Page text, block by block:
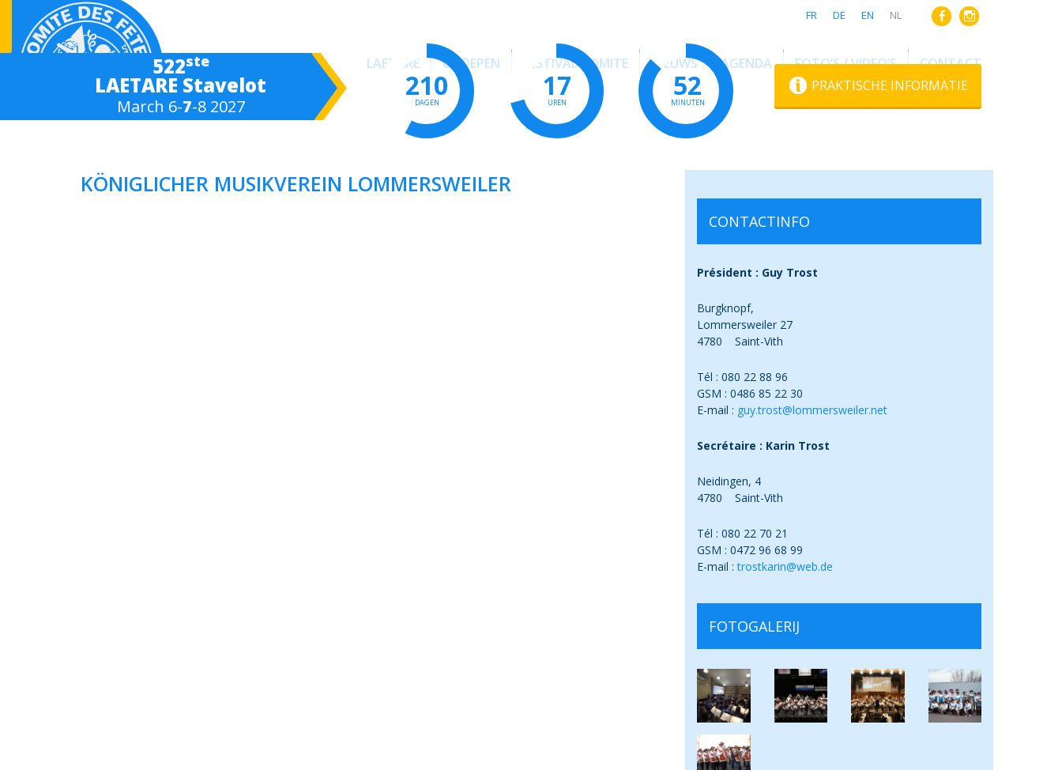
FR DE EN NL
LAETARE GROEPEN FESTIVAL COMITE NIEUWS AGENDA FOTO’S / VIDEO’S CONTACT
522ste
LAETARE Stavelot
March 6-7-8 2027
210
DAGEN
17
UREN
52
MINUTEN
PRAKTISCHE INFORMATIE
KÖNIGLICHER MUSIKVEREIN LOMMERSWEILER
CONTACTINFO
Président : Guy Trost
Burgknopf,
Lommersweiler 27
4780 Saint-Vith
Tél : 080 22 88 96
GSM : 0486 85 22 30
E-mail : guy.trost@lommersweiler.net
Secrétaire : Karin Trost
Neidingen, 4
4780 Saint-Vith
Tél : 080 22 70 21
GSM : 0472 96 68 99
E-mail :trostkarin@web.de
FOTOGALERIJ